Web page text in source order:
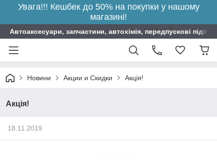
Увага!!! Кешбек до 50% на покупки у нашому
магазині!
Автоаксесуари, запчастини, автохімія, передпускові
Новини Акции и Скидки Акція!
Акція!
18.11.2019